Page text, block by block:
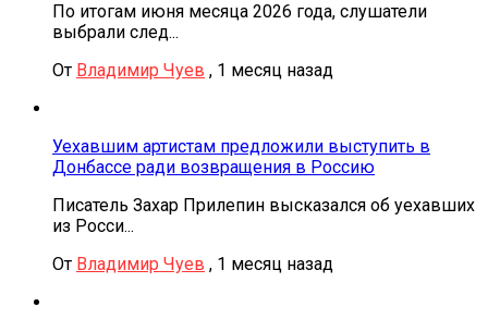
По итогам июня месяца 2026 года, слушатели
выбрали след...
От Владимир Чуев , 1 месяц назад
Уехавшим артистам предложили выступить в
Донбассе ради возвращения в Россию
Писатель Захар Прилепин высказался об уехавших
из Росси...
От Владимир Чуев , 1 месяц назад